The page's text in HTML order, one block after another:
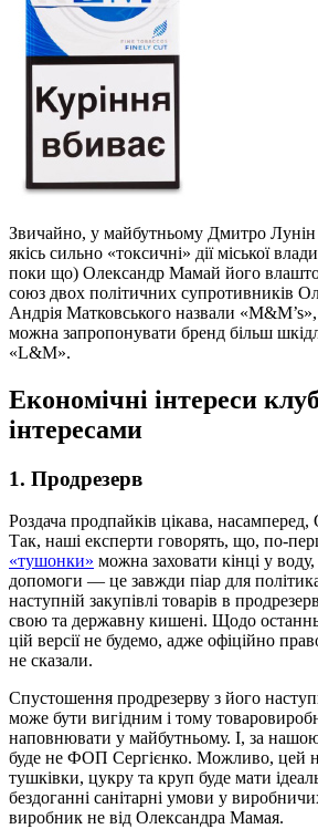
Звичайно, у майбутньому Дмитро
якісь сильно «токсичні» дії міської
поки що) Олександр Мамай його
союз двох політичних супротивників
Андрія Матковського назвали
можна запропонувати бренд більш
«L&M».
Економічні інтереси
інтересами
1. Продрезерв
Роздача продпайків цікава,
Так, наші експерти говорять, що, по-
«тушонки» можна заховати кінці у
допомоги — це завжди піар для
наступній закупівлі товарів в
свою та державну кишені. Щодо
цій версії не будемо, адже офіційно
не сказали.
Спустошення продрезерву з його
може бути вигідним і тому
наповнювати у майбутньому. І, за
буде не ФОП Сергієнко. Можливо, цей
тушківки, цукру та круп буде мати
бездоганні санітарні умови у
виробник не від Олександра Мамая.